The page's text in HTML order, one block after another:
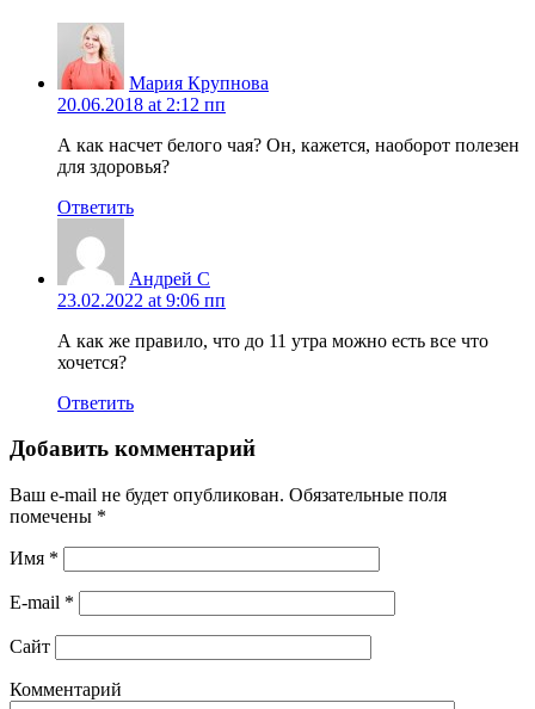
Мария Крупнова
20.06.2018 at 2:12 пп
А как насчет белого чая? Он, кажется, наоборот полезен
для здоровья?
Ответить
Андрей С
23.02.2022 at 9:06 пп
А как же правило, что до 11 утра можно есть все что
хочется?
Ответить
Добавить комментарий
Ваш e-mail не будет опубликован. Обязательные поля
помечены *
Имя *
E-mail *
Сайт
Комментарий